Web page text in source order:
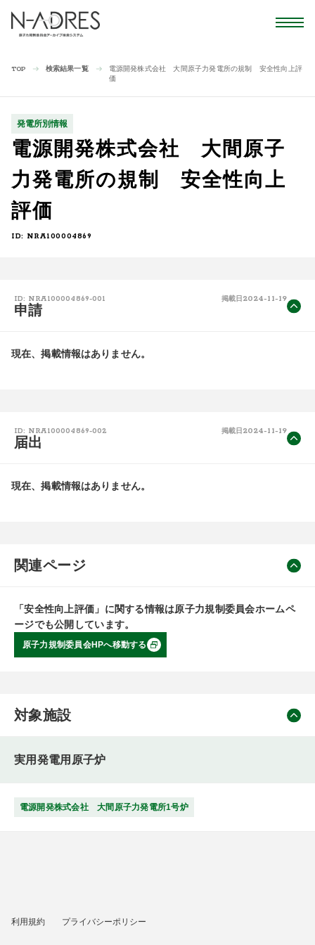
TOP 検索結果一覧
電源開発株式会社 大間原子力発電所の規制 安全性向上評
価
発電所別情報
電源開発株式会社 大間原子
力発電所の規制 安全性向上
評価
ID: NRA100004869
ID: NRA100004869-001 掲載日 2024-11-19
申請
現在、掲載情報はありません。
ID: NRA100004869-002 掲載日 2024-11-19
届出
現在、掲載情報はありません。
関連ページ
「安全性向上評価」に関する情報は原子力規制委員会ホームペ
ージでも公開しています。
原子力規制委員会HPへ移動する
対象施設
実用発電用原子炉
電源開発株式会社 大間原子力発電所1号炉
利用規約 プライバシーポリシー